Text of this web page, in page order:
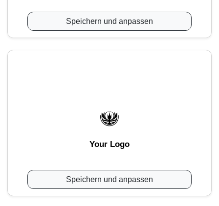
Speichern und anpassen
Your Logo
Speichern und anpassen